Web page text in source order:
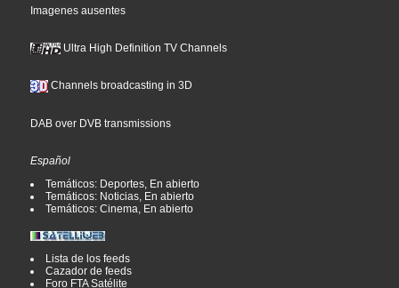
Imagenes ausentes
Ultra High Definition TV Channels
Channels broadcasting in 3D
DAB over DVB transmissions
Español
Temáticos: Deportes, En abierto
Temáticos: Noticias, En abierto
Temáticos: Cinema, En abierto
Lista de los feeds
Cazador de feeds
Foro FTA Satélite